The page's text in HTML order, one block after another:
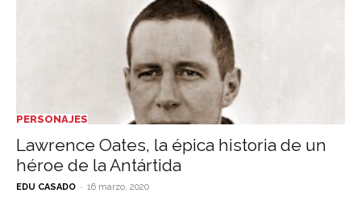
PERSONAJES
Lawrence Oates, la épica historia de un
héroe de la Antártida
EDU CASADO - 16 marzo, 2020